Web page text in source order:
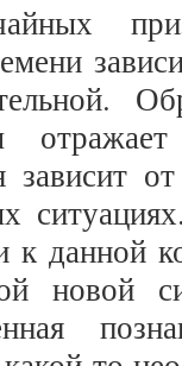
к данной
новой